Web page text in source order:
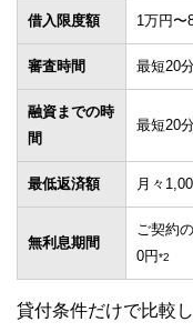
借入限度額 1万円〜
審査時間 最短20
融資までの時
間
最短20
最低返済額 月々
無利息期間
ご契約
0円*2
貸付条件だけで比較